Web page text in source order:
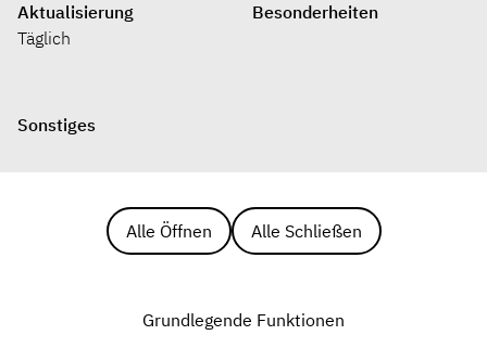
Aktualisierung
Täglich
Besonderheiten
Sonstiges
Alle Öffnen Alle Schließen
Grundlegende Funktionen